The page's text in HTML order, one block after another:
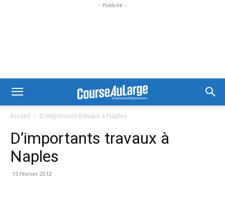
- Publicité -
Accueil D'importants travaux à Naples
D’importants travaux à
Naples
15 février 2012